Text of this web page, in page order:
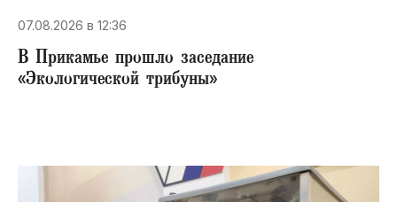
07.08.2026 в 12:36
В Прикамье прошло заседание
«Экологической трибуны»